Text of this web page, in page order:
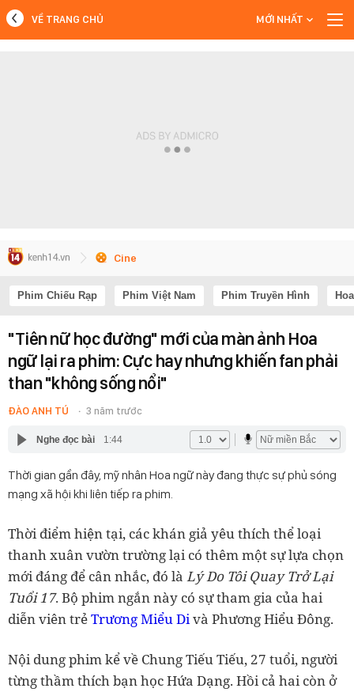
VỀ TRANG CHỦ MỚI NHẤT
Cine
Phim Chiếu Rạp Phim Việt Nam Phim Truyền Hình
"Tiên nữ học đường" mới của màn ảnh Hoa
ngữ lại ra phim: Cực hay nhưng khiến fan phải
than "không sống nổi"
ĐÀO ANH TÚ 3 năm trước
Nghe đọc bài 1:44
Thời gian gần đây, mỹ nhân Hoa ngữ này đang thực sự phủ sóng
mạng xã hội khi liên tiếp ra phim.
Thời điểm hiện tại, các khán giả yêu thích thể loại
thanh xuân vườn trường lại có thêm một sự lựa chọn
mới đáng để cân nhắc, đó là Lý Do Tôi Quay Trở Lại
Tuổi 17. Bộ phim ngắn này có sự tham gia của hai
diễn viên trẻTrương Miểu Divà Phương Hiểu Đông.
Nội dung phim kể về Chung Tiếu Tiếu, 27 tuổi, người
từng thầm thích bạn học Hứa Dạng. Hồi cả hai còn ở